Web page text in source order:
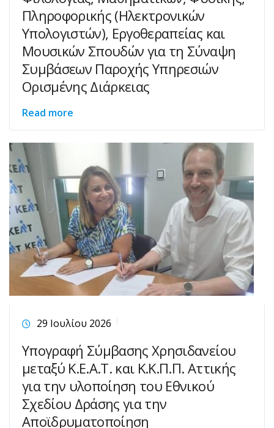
Πληροφορικής (Ηλεκτρονικών
Υπολογιστών), Εργοθεραπείας και
Μουσικών Σπουδών για τη Σύναψη
Συμβάσεων Παροχής Υπηρεσιών
Ορισμένης Διάρκειας
Read more
29 Ιουλίου 2026
Υπογραφή Σύμβασης Χρησιδανείου
μεταξύ Κ.Ε.Α.Τ. και Κ.Κ.Π.Π. Αττικής
για την υλοποίηση του Εθνικού
Σχεδίου Δράσης για την
Αποϊδρυματοποίηση